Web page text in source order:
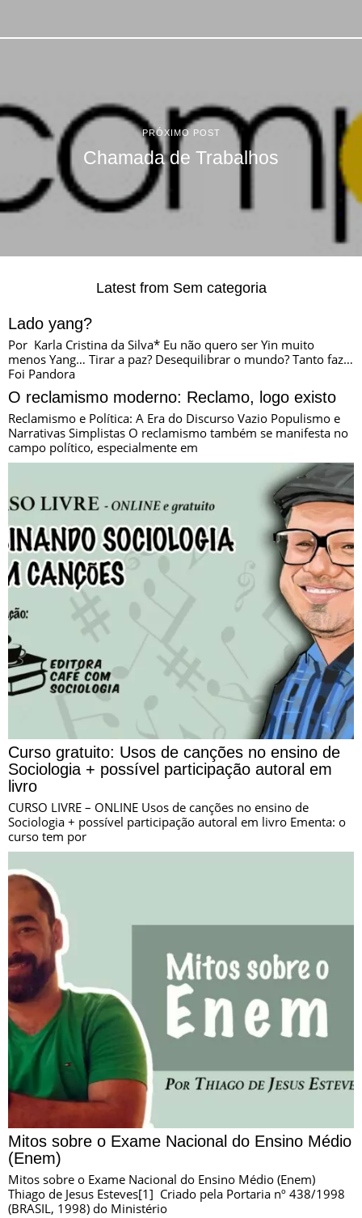
PRÓXIMO POST
Chamada de Trabalhos
Latest from Sem categoria
Lado yang?
Por Karla Cristina da Silva* Eu não quero ser Yin muito
menos Yang… Tirar a paz? Desequilibrar o mundo? Tanto faz…
Foi Pandora
O reclamismo moderno: Reclamo, logo existo
Reclamismo e Política: A Era do Discurso Vazio Populismo e
Narrativas Simplistas O reclamismo também se manifesta no
campo político, especialmente em
Curso gratuito: Usos de canções no ensino de
Sociologia + possível participação autoral em
livro
CURSO LIVRE – ONLINE Usos de canções no ensino de
Sociologia + possível participação autoral em livro Ementa: o
curso tem por
Mitos sobre o Exame Nacional do Ensino Médio
(Enem)
Mitos sobre o Exame Nacional do Ensino Médio (Enem)
Thiago de Jesus Esteves[1] Criado pela Portaria nº 438/1998
(BRASIL, 1998) do Ministério